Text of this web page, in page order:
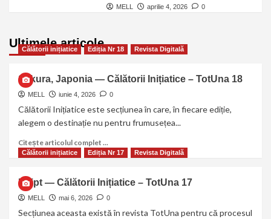
MELL aprilie 4, 2026 0
Ultimele articole
Călătorii inițiatice Ediția Nr 18 Revista Digitală
Sakura, Japonia — Călătorii Inițiatice – TotUna 18
MELL iunie 4, 2026 0
Călătorii Inițiatice este secțiunea în care, în fiecare ediție,
alegem o destinație nu pentru frumusețea...
Citește articolul complet ...
Călătorii inițiatice Ediția Nr 17 Revista Digitală
Egipt — Călătorii Inițiatice – TotUna 17
MELL mai 6, 2026 0
Secțiunea aceasta există în revista TotUna pentru că procesul